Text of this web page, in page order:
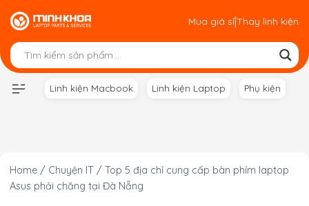
Skip
to
content
Mua giá sỉ|Thay linh kiện
Linh kiện Macbook Linh kiện Laptop Phụ kiện
Home / Chuyện IT / Top 5 địa chỉ cung cấp bàn phím laptop
Asus phải chăng tại Đà Nẵng